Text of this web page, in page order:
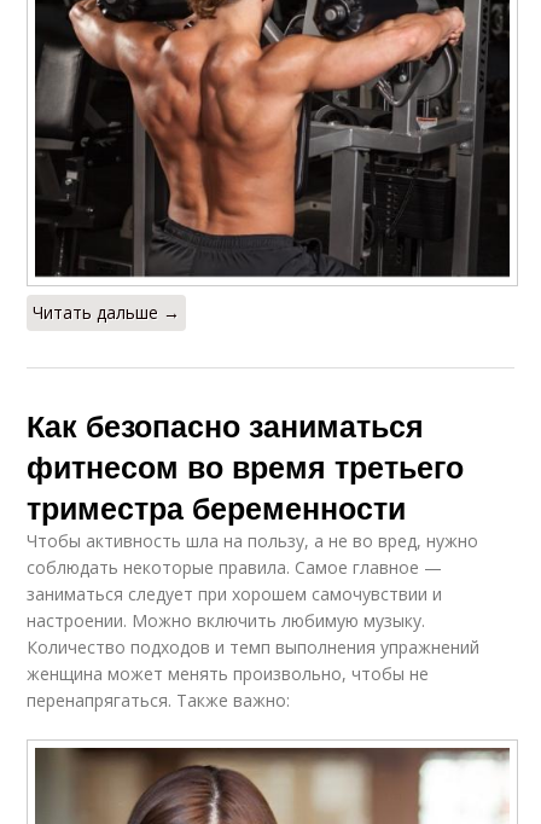
Читать дальше →
Как безопасно заниматься
фитнесом во время третьего
триместра беременности
Чтобы активность шла на пользу, а не во вред, нужно
соблюдать некоторые правила. Самое главное —
заниматься следует при хорошем самочувствии и
настроении. Можно включить любимую музыку.
Количество подходов и темп выполнения упражнений
женщина может менять произвольно, чтобы не
перенапрягаться. Также важно: